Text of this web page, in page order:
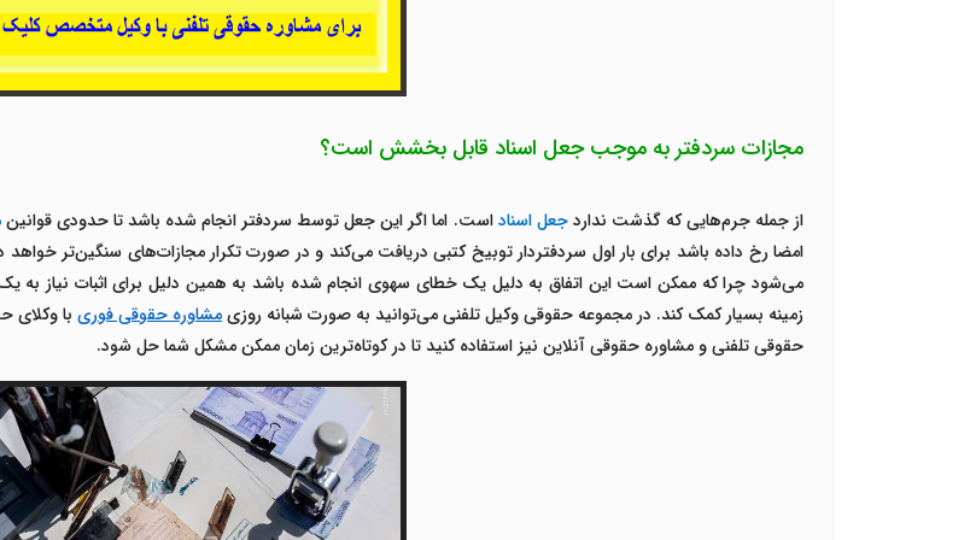
مجازات سردفتر به موجب جعل اسناد قابل بخشش است؟
از جمله جرم‌هایی که گذشت نداردجعل اسناداست. اما اگر این جعل توسط سردفتر انجام شده باشد تا حدودی قوانین
امضا رخ داده باشد برای بار اول سردفتردار توبیخ کتبی دریافت می‌کند و در صورت تکرار مجازات‌های سنگین‌تر خواهد
می‌شود چرا که ممکن است این اتفاق به دلیل یک خطای سهوی انجام شده باشد به همین دلیل برای اثبات نیاز
زمینه بسیار کمک کند. در مجموعه حقوقی وکیل تلفنی می‌توانید به صورت شبانه روزیمشاوره حقوقی فوری با وکلای
حقوقی تلفنی و مشاوره حقوقی آنلاین نیز استفاده کنید تا در کوتاه‌ترین زمان ممکن مشکل شما حل شود.